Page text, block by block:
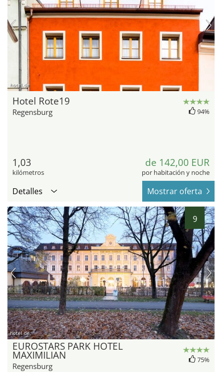
hotel.de
Hotel Rote19
Regensburg 94%
1,03
kilómetros
de 142,00 EUR
por habitación y noche
Detalles Mostrar oferta
9
hotel.de
EUROSTARS PARK HOTEL
MAXIMILIAN
Regensburg
75%